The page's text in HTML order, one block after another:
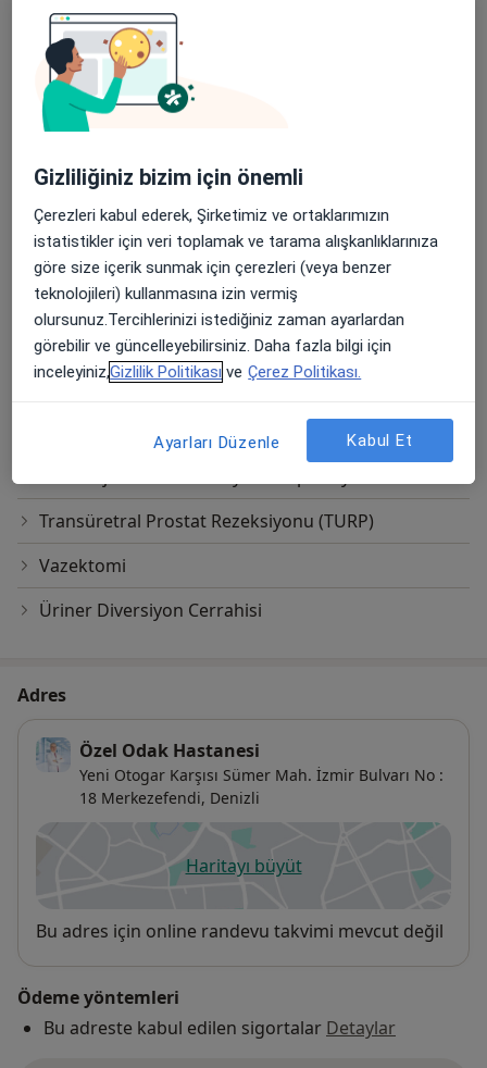
Prostat Spesifik Antijen (Psa) Testi
Prostatektomi
Pyeloplasti
Radikal Sistektomi
Randevu
Sistektomi
Sistoskopi
Sistoskopi Ve Üreteroskopi
Sistoüretroskopi
Transüretral Prostat Rezeksiyonu (TURP)
Vazektomi
Üriner Diversiyon Cerrahisi
Adres
Özel Odak Hastanesi
Yeni Otogar Karşısı Sümer Mah. İzmir Bulvarı No :
18 Merkezefendi, Denizli
Haritayı büyütyeni bir sekmede açılır
Uygunluk
Bu adres için online randevu takvimi mevcut değil
Ödeme yöntemleri
Bu adreste kabul edilen sigortalar Detaylar
Gizliliğiniz bizim için önemli
Çerezleri kabul ederek, Şirketimiz ve ortaklarımızın
istatistikler için veri toplamak ve tarama alışkanlıklarınıza
göre size içerik sunmak için çerezleri (veya benzer
teknolojileri) kullanmasına izin vermiş
olursunuz.Tercihlerinizi istediğiniz zaman ayarlardan
görebilir ve güncelleyebilirsiniz. Daha fazla bilgi için
inceleyiniz,Gizlilik Politikası ve Çerez Politikası.
Ayarları Düzenle Kabul Et